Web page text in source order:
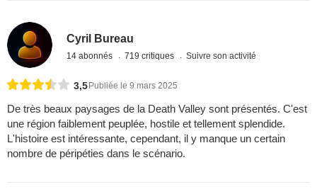
Cyril Bureau
14 abonnés 719 critiques Suivre son activité
3,5Publiée le 9 mars 2025
De très beaux paysages de la Death Valley sont présentés. C'est
une région faiblement peuplée, hostile et tellement splendide.
L'histoire est intéressante, cependant, il y manque un certain
nombre de péripéties dans le scénario.